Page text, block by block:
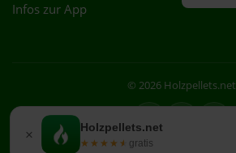
× Holzpellets.net
★★★★★
★★★★★ gratis
Infos zur App
© 2026 Holzpellets.net
Facebook